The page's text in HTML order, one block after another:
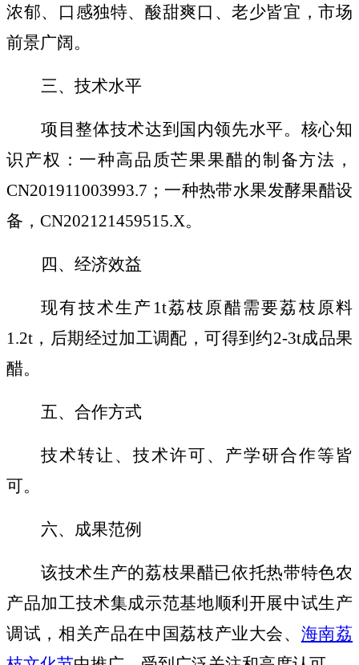
浓郁、口感独特、酸甜爽口、老少皆宜，市场
前景广阔。
三、技术水平
项目整体技术达到国内领先水平。核心知
识产权：一种高品质芒果果醋的制备方法，
CN201911003993.7 ；一种热带水果发酵果醋设
备， CN202121459515.X。
四、经济效益
现有技术生产 1t荔枝原醋需要荔枝原料
1.2t ，后期经过加工调配，可得到约2-3t成品果
醋。
五、合作方式
技术转让、技术许可、产学研合作等皆
可。
六、成果范例
该技术生产的荔枝果醋已依托热带特色农
产品加工技术集成示范基地顺利开展中试生产
调试，相关产品在中国荔枝产业大会、 海南荔